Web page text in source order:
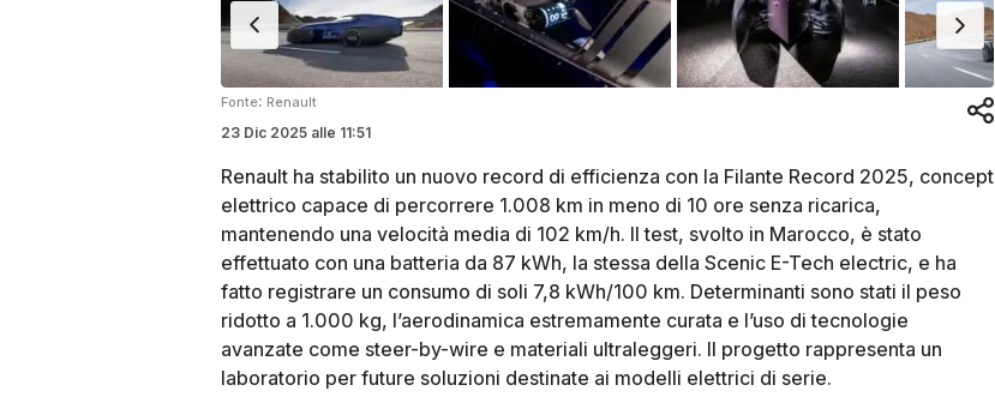
Fonte: Renault
23 Dic 2025 alle 11:51
Renault ha stabilito un nuovo record di efficienza con la Filante Record 2025, concept
elettrico capace di percorrere 1.008 km in meno di 10 ore senza ricarica,
mantenendo una velocità media di 102 km/h. Il test, svolto in Marocco, è stato
effettuato con una batteria da 87 kWh, la stessa della Scenic E-Tech electric, e ha
fatto registrare un consumo di soli 7,8 kWh/100 km. Determinanti sono stati il peso
ridotto a 1.000 kg, l’aerodinamica estremamente curata e l’uso di tecnologie
avanzate come steer-by-wire e materiali ultraleggeri. Il progetto rappresenta un
laboratorio per future soluzioni destinate ai modelli elettrici di serie.